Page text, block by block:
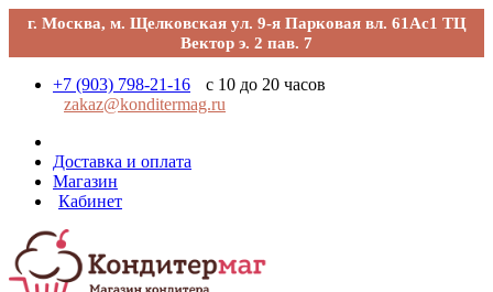
г. Москва, м. Щелковская ул. 9-я Парковая вл. 61Ас1 ТЦ
Вектор э. 2 пав. 7
+7 (903) 798-21-16
с 10 до 20 часов
zakaz@konditermag.ru
Доставка и оплата
Магазин
Кабинет